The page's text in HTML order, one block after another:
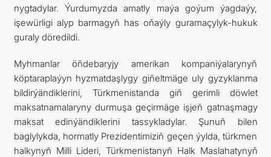
nygtadylar. Ýurdumyzda amatly maýa goýum ýagdaýy,
işewürligi alyp barmagyň has oňaýly guramaçylyk-hukuk
guraly döredildi.
Myhmanlar öňdebaryjy amerikan kompaniýalarynyň
köptaraplaýyn hyzmatdaşlygy giňeltmäge uly gyzyklanma
bildirýändiklerini, Türkmenistanda giň gerimli döwlet
maksatnamalaryny durmuşa geçirmäge işjeň gatnaşmagy
maksat edinýändiklerini tassykladylar. Şunuň bilen
baglylykda, hormatly Prezidentimiziň geçen ýylda, türkmen
halkynyň Milli Lideri, Türkmenistanyň Halk Maslahatynyň